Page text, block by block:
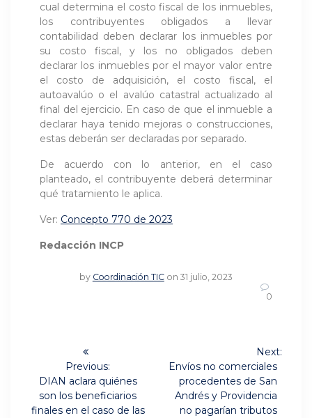
cual determina el costo fiscal de los inmuebles,
los contribuyentes obligados a llevar
contabilidad deben declarar los inmuebles por
su costo fiscal, y los no obligados deben
declarar los inmuebles por el mayor valor entre
el costo de adquisición, el costo fiscal, el
autoavalúo o el avalúo catastral actualizado al
final del ejercicio. En caso de que el inmueble a
declarar haya tenido mejoras o construcciones,
estas deberán ser declaradas por separado.
De acuerdo con lo anterior, en el caso
planteado, el contribuyente deberá determinar
qué tratamiento le aplica.
Ver: Concepto 770 de 2023
Redacción INCP
by Coordinación TIC on 31 julio, 2023
0
Navegación
entradas
Previous:
Previous
post:
DIAN aclara quiénes
son los beneficiarios
finales en el caso de las
Next:
Next
post:
Envíos no comerciales
procedentes de San
Andrés y Providencia
no pagarían tributos